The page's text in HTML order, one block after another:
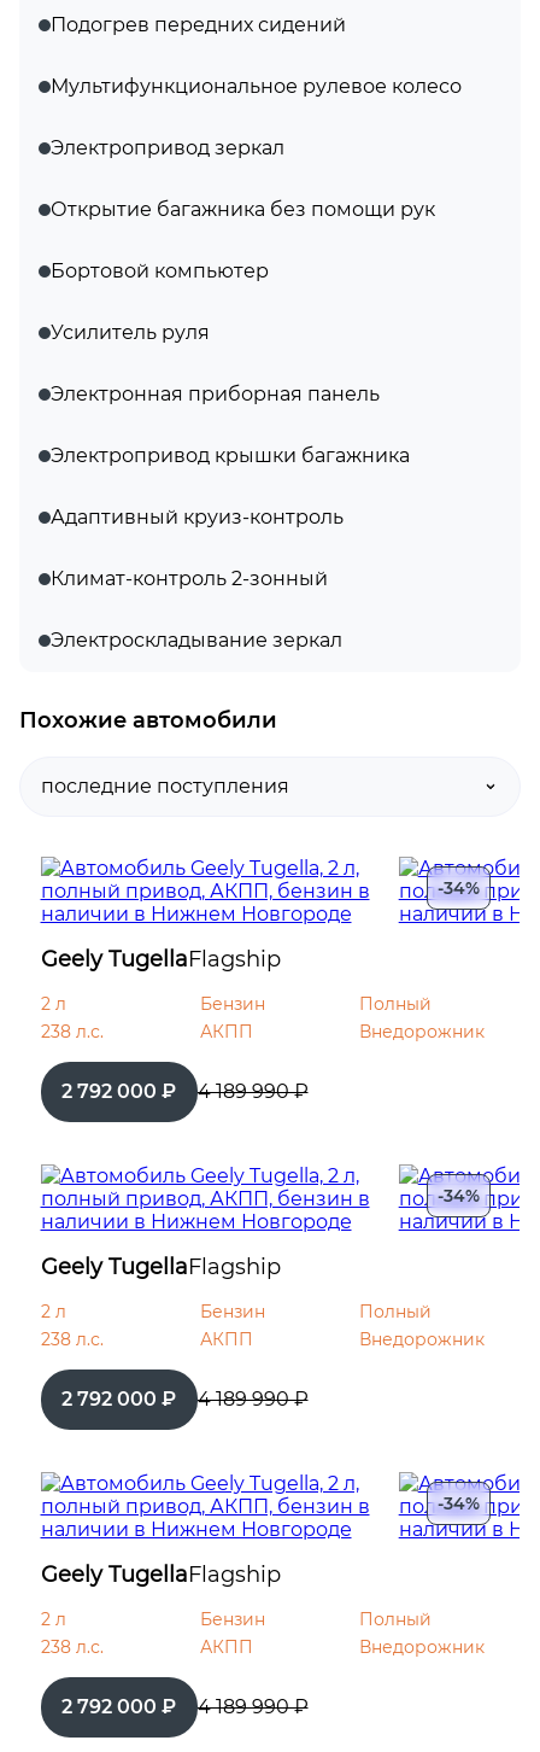
Подогрев передних сидений
Мультифункциональное рулевое колесо
Электропривод зеркал
Открытие багажника без помощи рук
Бортовой компьютер
Усилитель руля
Электронная приборная панель
Электропривод крышки багажника
Адаптивный круиз-контроль
Климат-контроль 2-зонный
Электроскладывание зеркал
передач
Электростеклоподъемники задние
Парктроник задний
Проекционный дисплей
Система выбора режима движения
Электростеклоподъемники передние
Запуск двигателя с кнопки
Регулировка руля по вылету
Регулировка руля по высоте
Камера 360°
стеклоомывателей
Электрообогрев боковых зеркал
Система управления дальним светом
Датчик дождя
Похожие автомобили
-34%
Geely TugellaFlagship
2 л Бензин
Полный
238 л.с.
АКПП Внедорожник
2 792 000 ₽ 4 189 990 ₽
-34%
Geely TugellaFlagship
2 л Бензин
Полный
238 л.с.
АКПП Внедорожник
2 792 000 ₽ 4 189 990 ₽
-34%
Geely TugellaFlagship
2 л Бензин
Полный
238 л.с.
АКПП Внедорожник
2 792 000 ₽ 4 189 990 ₽